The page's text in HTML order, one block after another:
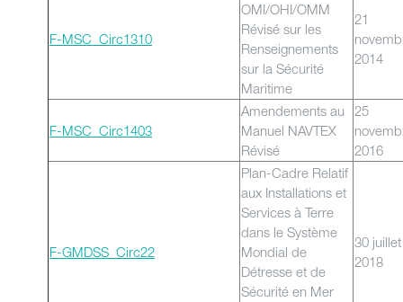
F-MSC_Circ1310
OMI/OHI/OMM
Révisé sur les
Renseignements
sur la Sécurité
Maritime
21
2014
F-MSC_Circ1403
Amendements au
Manuel NAVTEX
Révisé
25
2016
F-GMDSS_Circ22
Plan-Cadre Relatif
aux Installations et
Services à Terre
dans le Système
Mondial de
Détresse et de
Sécurité en Mer
30 juillet
2018